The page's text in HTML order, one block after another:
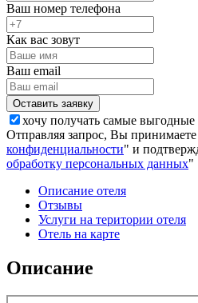
Ваш номер телефона
Как вас зовут
Ваш email
хочу получать самые
Отправляя запрос, Вы
конфиденциальности" и
обработку персональных данных"
Описание отеля
Отзывы
Услуги на територии отеля
Отель на карте
Описание